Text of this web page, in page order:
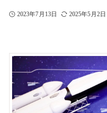
2023年7月13日 2025年5月2日